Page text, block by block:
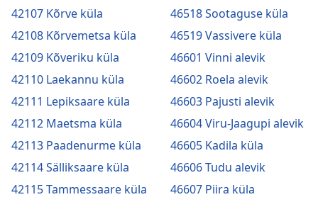
42107 Kõrve küla
42108 Kõrvemetsa küla
42109 Kõveriku küla
42110 Laekannu küla
42111 Lepiksaare küla
42112 Maetsma küla
42113 Paadenurme küla
42114 Sälliksaare küla
42115 Tammessaare küla
46518 Sootaguse küla
46519 Vassivere küla
46601 Vinni alevik
46602 Roela alevik
46603 Pajusti alevik
46604 Viru-Jaagupi alevik
46605 Kadila küla
46606 Tudu alevik
46607 Piira küla